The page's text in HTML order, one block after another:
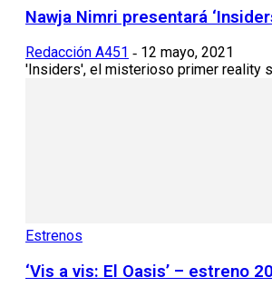
Nawja Nimri presentará
Redacción A451 - 12 mayo, 2021
'Insiders', el misterioso primer reality
Estrenos
‘Vis a vis: El Oasis’ – estreno